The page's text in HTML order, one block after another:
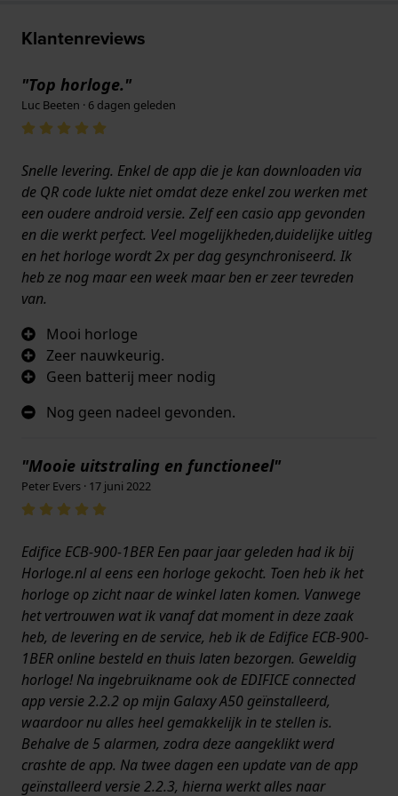
Klantenreviews
"Top horloge."
Luc Beeten · 6 dagen geleden
Snelle levering. Enkel de app die je kan downloaden via
de QR code lukte niet omdat deze enkel zou werken met
een oudere android versie. Zelf een casio app gevonden
en die werkt perfect. Veel mogelijkheden,duidelijke uitleg
en het horloge wordt 2x per dag gesynchroniseerd. Ik
heb ze nog maar een week maar ben er zeer tevreden
van.
Mooi horloge
Zeer nauwkeurig.
Geen batterij meer nodig
Nog geen nadeel gevonden.
"Mooie uitstraling en functioneel"
Peter Evers · 17 juni 2022
Edifice ECB-900-1BER Een paar jaar geleden had ik bij
Horloge.nl al eens een horloge gekocht. Toen heb ik het
horloge op zicht naar de winkel laten komen. Vanwege
het vertrouwen wat ik vanaf dat moment in deze zaak
heb, de levering en de service, heb ik de Edifice ECB-900-
1BER online besteld en thuis laten bezorgen. Geweldig
horloge! Na ingebruikname ook de EDIFICE connected
app versie 2.2.2 op mijn Galaxy A50 geïnstalleerd,
waardoor nu alles heel gemakkelijk in te stellen is.
Behalve de 5 alarmen, zodra deze aangeklikt werd
crashte de app. Na twee dagen een update van de app
geïnstalleerd versie 2.2.3, hierna werkt alles naar